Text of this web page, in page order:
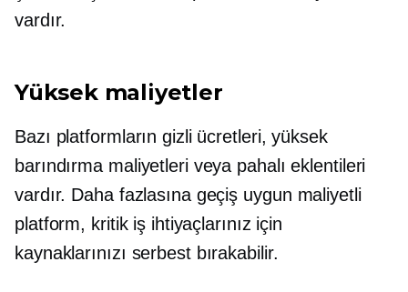
vardır.
Yüksek maliyetler
Bazı platformların gizli ücretleri, yüksek
barındırma maliyetleri veya pahalı eklentileri
vardır. Daha fazlasına geçiş uygun maliyetli
platform, kritik iş ihtiyaçlarınız için
kaynaklarınızı serbest bırakabilir.